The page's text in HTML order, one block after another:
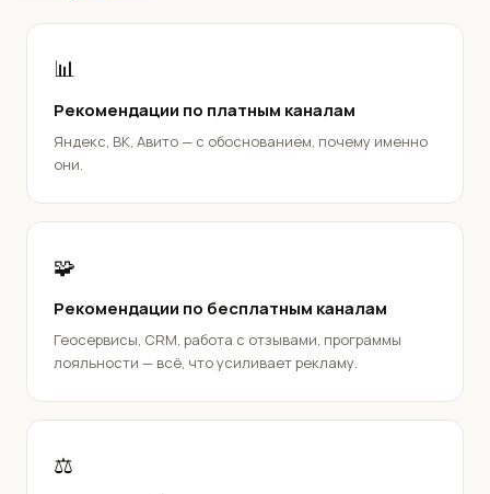
📊
Рекомендации по платным каналам
Яндекс, ВК, Авито — с обоснованием, почему именно
они.
🧩
Рекомендации по бесплатным каналам
Геосервисы, CRM, работа с отзывами, программы
лояльности — всё, что усиливает рекламу.
⚖️